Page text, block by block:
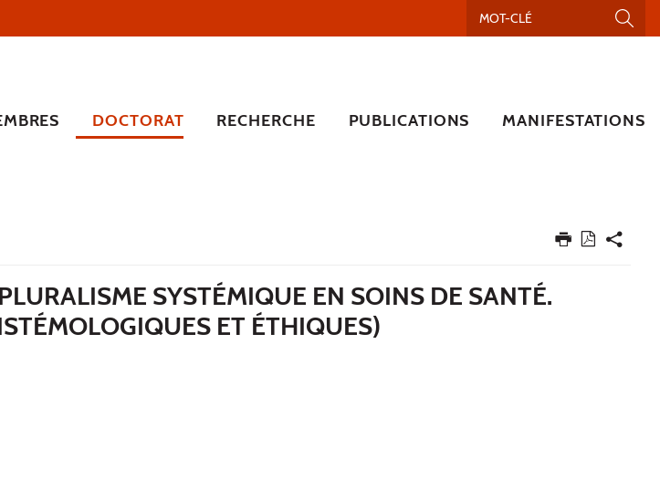
DOCTORAT RECHERCHE PUBLICATIONS MANIFESTATIONS
SYSTÉMIQUE EN SOINS DE SANTÉ.
ET ÉTHIQUES)